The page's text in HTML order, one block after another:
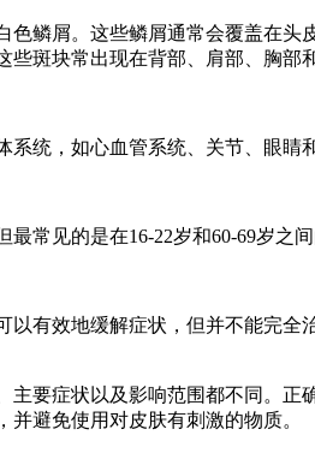
色鳞屑。这些鳞屑通常会覆盖在
斑块常出现在背部、肩部、胸部
统，如心血管系统、关节、眼
常见的是在16-22岁和60-69岁之
有效地缓解症状，但并不能完
要症状以及影响范围都不同。
避免使用对皮肤有刺激的物质。